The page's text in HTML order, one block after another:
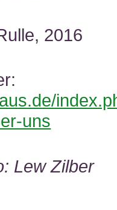
2016
uns
Lew Zilber